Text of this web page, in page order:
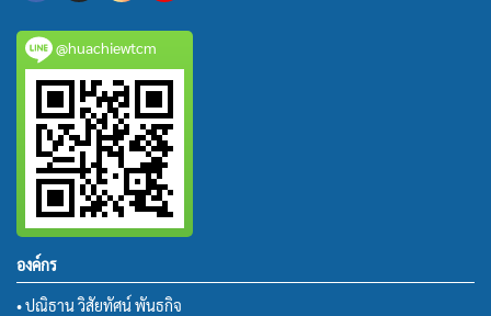
@huachiewtcm
องค์กร
• ปณิธาน วิสัยทัศน์ พันธกิจ